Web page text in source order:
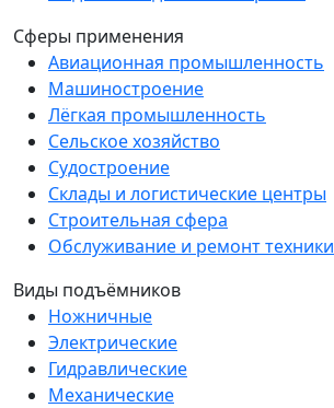
Сферы применения
Авиационная промышленность
Машиностроение
Лёгкая промышленность
Сельское хозяйство
Судостроение
Склады и логистические центры
Строительная сфера
Обслуживание и ремонт техники
Виды подъёмников
Ножничные
Электрические
Гидравлические
Механические